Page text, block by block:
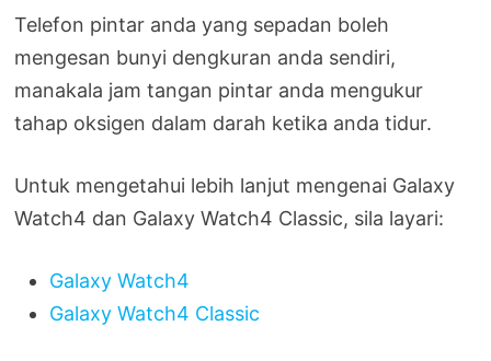
Telefon pintar anda yang sepadan boleh
mengesan bunyi dengkuran anda sendiri,
manakala jam tangan pintar anda mengukur
tahap oksigen dalam darah ketika anda tidur.
Untuk mengetahui lebih lanjut mengenai Galaxy
Watch4 dan Galaxy Watch4 Classic, sila layari:
Galaxy Watch4
Galaxy Watch4 Classic